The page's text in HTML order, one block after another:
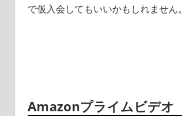
で仮入会してもいいかもしれません。
Amazonプライムビデオ